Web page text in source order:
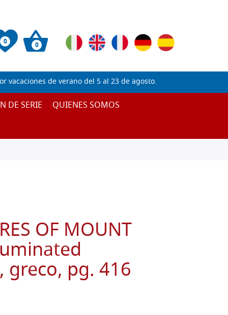
0 0
vacaciones de verano del 5 al 23 de agosto.
DE SERIE QUIENES SOMOS
OF MOUNT
pg. 416